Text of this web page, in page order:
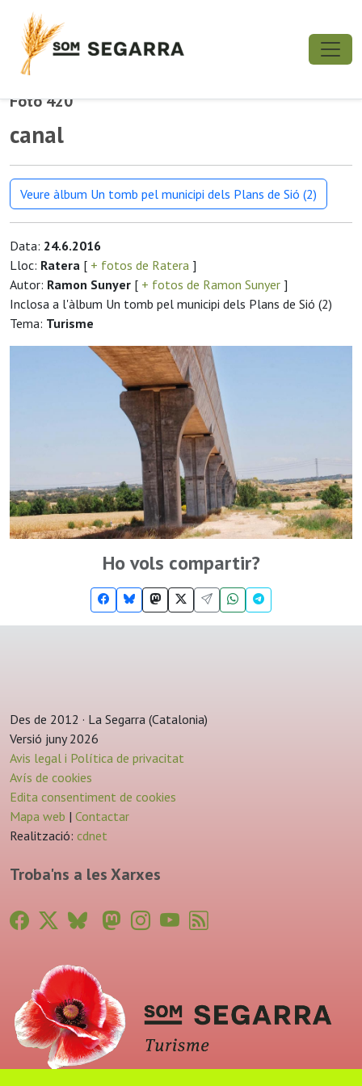
Foto 420
canal
Veure àlbum Un tomb pel municipi dels Plans de Sió (2)
Data: 24.6.2016
Lloc: Ratera [ + fotos de Ratera ]
Autor: Ramon Sunyer [ + fotos de Ramon Sunyer ]
Inclosa a l'àlbum Un tomb pel municipi dels Plans de Sió (2)
Tema: Turisme
Ho vols compartir?
Des de 2012 · La Segarra (Catalonia)
Versió juny 2026
Avis legal i Política de privacitat
Avís de cookies
Edita consentiment de cookies
Mapa web | Contactar
Realització: cdnet
Troba'ns a les Xarxes